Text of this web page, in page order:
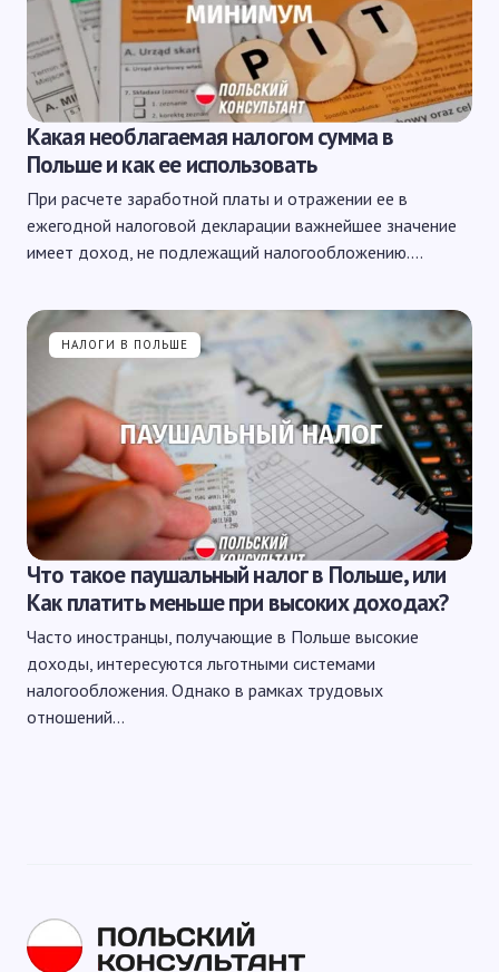
Какая необлагаемая налогом сумма в
Польше и как ее использовать
При расчете заработной платы и отражении ее в
ежегодной налоговой декларации важнейшее значение
имеет доход, не подлежащий налогообложению.…
НАЛОГИ В ПОЛЬШЕ
Что такое паушальный налог в Польше, или
Как платить меньше при высоких доходах?
Часто иностранцы, получающие в Польше высокие
доходы, интересуются льготными системами
налогообложения. Однако в рамках трудовых
отношений…